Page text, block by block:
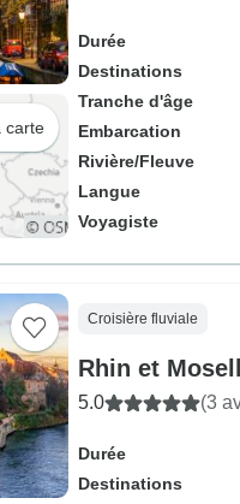
carte
Durée
Destinations
Tranche d'âge
Embarcation
Rivière/Fleuve
Langue
Voyagiste
Croisière fluviale
Rhin et
5.0 (3
Durée
Destinations